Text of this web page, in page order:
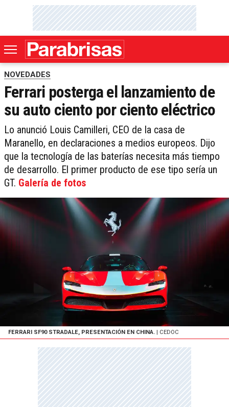
NOVEDADES
Ferrari posterga el lanzamiento de
su auto ciento por ciento eléctrico
Lo anunció Louis Camilleri, CEO de la casa de
Maranello, en declaraciones a medios europeos. Dijo
que la tecnología de las baterías necesita más tiempo
de desarrollo. El primer producto de ese tipo sería un
GT. Galería de fotos
FERRARI SF90 STRADALE, PRESENTACIÓN EN CHINA. | CEDOC